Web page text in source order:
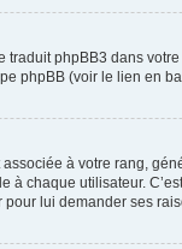
phpBB3 dans
phpBB (voir le lien en
à votre rang,
utilisateur.
pour lui demander ses